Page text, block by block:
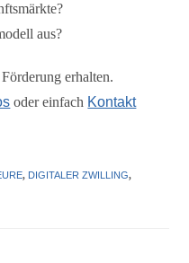
aus?
erhalten.
oder einfach Kontakt
, DIGITALER ZWILLING,